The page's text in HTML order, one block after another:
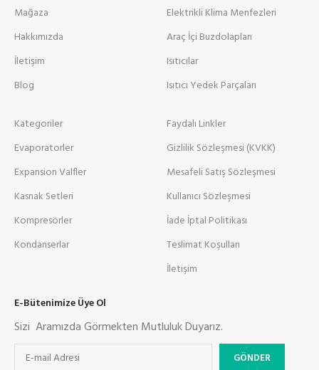
Mağaza
Hakkımızda
İletişim
Blog
Elektrikli Klima Menfezleri
Araç İçi Buzdolapları
Isıtıcılar
Isıtıcı Yedek Parçaları
Kategoriler
Evaporatorler
Expansion Valfler
Kasnak Setleri
Kompresörler
Kondanserlar
Faydalı Linkler
Gizlilik Sözleşmesi (KVKK)
Mesafeli Satış Sözleşmesi
Kullanıcı Sözleşmesi
İade İptal Politikası
Teslimat Koşulları
İletişim
E-Bütenimize Üye Ol
Sizi Aramızda Görmekten Mutluluk Duyarız.